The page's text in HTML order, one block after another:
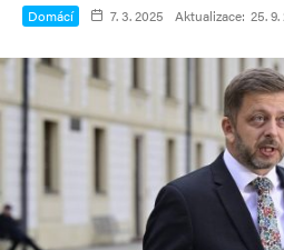
Domácí 7. 3. 2025 Aktualizace: 25.